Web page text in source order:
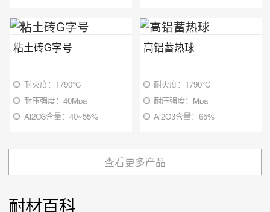
粘土砖G字号
耐火度：1790℃
耐压强度：40Mpa
Al2O3含量：40~55%
高铝蓄热球
耐火度：1790℃
耐压强度：Mpa
Al2O3含量：65%
查看更多产品
耐材百科